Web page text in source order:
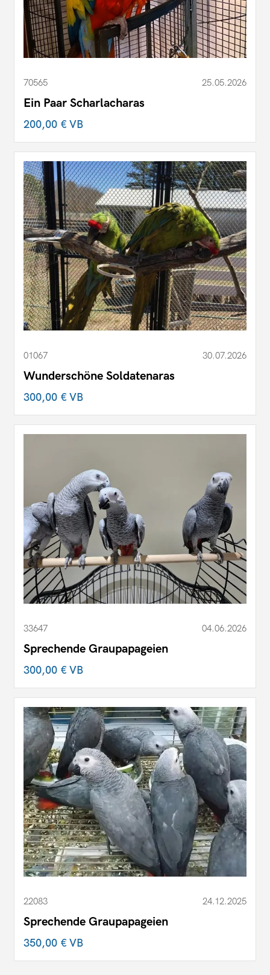
70565 25.05.2026
Ein Paar Scharlacharas
200,00 €VB
01067 30.07.2026
Wunderschöne Soldatenaras
300,00 €VB
33647 04.06.2026
Sprechende Graupapageien
300,00 €VB
22083 24.12.2025
Sprechende Graupapageien
350,00 €VB